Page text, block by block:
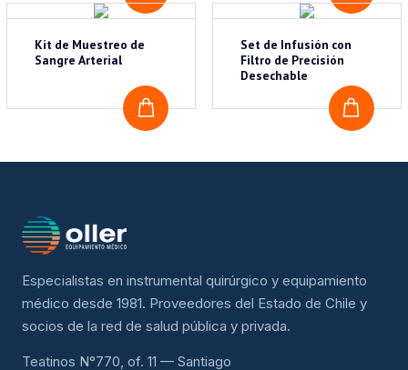
COTIZAR
Kit de Muestreo de
Sangre Arterial
Set de Infusión con
Filtro de Precisión
Desechable
Especialistas en instrumental quirúrgico y equipamiento
médico desde 1981. Proveedores del Estado de Chile y
socios de la red de salud pública y privada.
Teatinos N°770, of. 11 — Santiago